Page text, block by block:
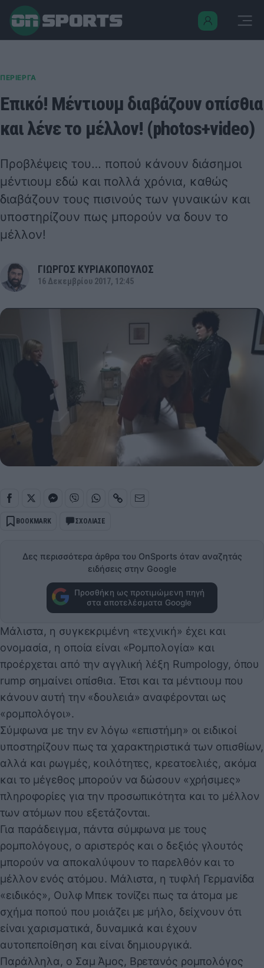
ΠΕΡΙΕΡΓΑ
Επικό! Μέντιουμ διαβάζουν οπίσθια
και λένε το μέλλον! (photos+video)
Προβλέψεις του… ποπού κάνουν διάσημοι
μέντιουμ εδώ και πολλά χρόνια, καθώς
διαβάζουν τους πισινούς των γυναικών και
υποστηρίζουν πως μπορούν να δουν το
μέλλον!
ΓΙΩΡΓΟΣ ΚΥΡΙΑΚΟΠΟΥΛΟΣ
16 Δεκεμβρίου 2017, 12:45
BOOKMARK ΣΧΟΛΙΑΣΕ
Δες περισσότερα άρθρα του OnSports όταν αναζητάς
ειδήσεις στην Google
Προσθήκη ως προτιμώμενη πηγή
στα αποτελέσματα Google
Μάλιστα, η συγκεκριμένη «τεχνική» έχει και
ονομασία, η οποία είναι «Ρομπολογία» και
προέρχεται από την αγγλική λέξη Rumpology, όπου
rump σημαίνει οπίσθια. Έτσι και τα μέντιουμ που
κάνουν αυτή την «δουλειά» αναφέρονται ως
«ρομπολόγοι».
Σύμφωνα με την εν λόγω «επιστήμη» οι ειδικοί
υποστηρίζουν πως τα χαρακτηριστικά των οπισθίων,
αλλά και ρωγμές, κοιλότητες, κρεατοελιές, ακόμα
και το μέγεθος μπορούν να δώσουν «χρήσιμες»
πληροφορίες για την προσωπικότητα και το μέλλον
των ατόμων που εξετάζονται.
Για παράδειγμα, πάντα σύμφωνα με τους
ρομπολόγους, ο αριστερός και ο δεξιός γλουτός
μπορούν να αποκαλύψουν το παρελθόν και το
μέλλον ενός ατόμου. Μάλιστα, η τυφλή Γερμανίδα
«ειδικός», Ουλφ Μπεκ τονίζει πως τα άτομα με
σχήμα ποπού που μοιάζει με μήλο, δείχνουν ότι
είναι χαρισματικά, δυναμικά και έχουν
αυτοπεποίθηση και είναι δημιουργικά.
Παράλληλα, ο Σαμ Άμος, Βρετανός ρομπολόγος